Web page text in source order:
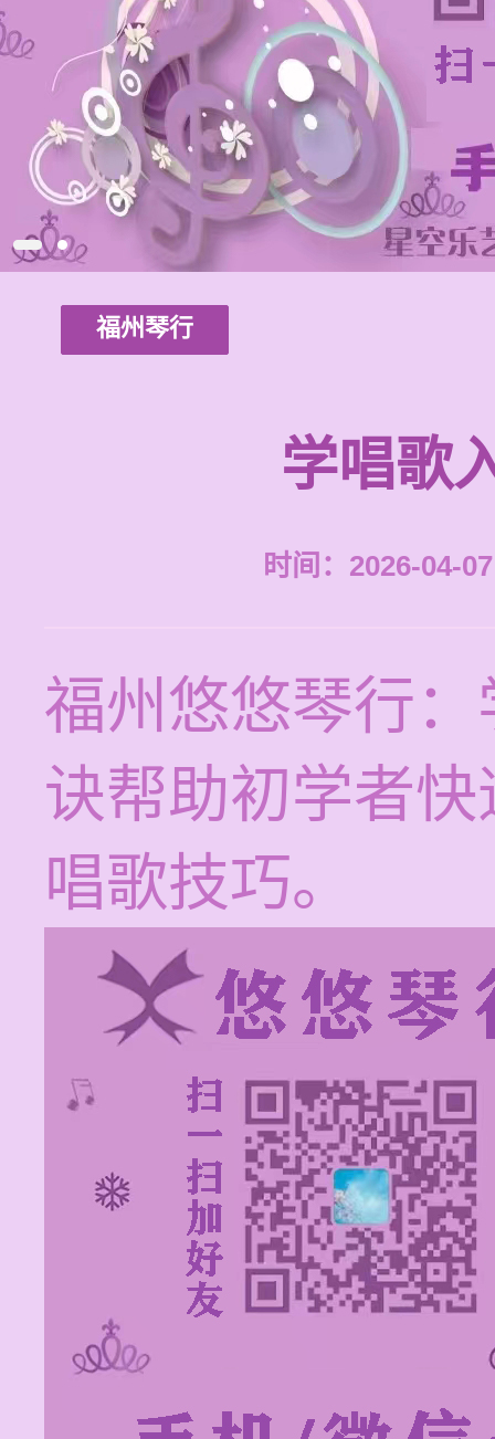
福州琴行
学唱歌
时间：2026-04-
福州悠悠琴行
诀帮助初学者
唱歌技巧。